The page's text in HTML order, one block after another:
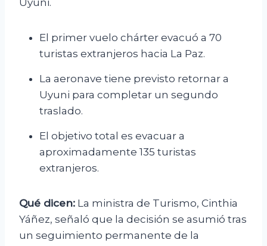
Uyuni.
El primer vuelo chárter evacuó a 70
turistas extranjeros hacia La Paz.
La aeronave tiene previsto retornar a
Uyuni para completar un segundo
traslado.
El objetivo total es evacuar a
aproximadamente 135 turistas
extranjeros.
Qué dicen: La ministra de Turismo, Cinthia
Yáñez, señaló que la decisión se asumió tras
un seguimiento permanente de la